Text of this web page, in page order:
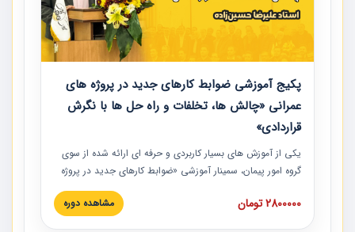
پکیج آموزشی ضوابط کارهای جدید در پروژه های
عمرانی «چالش ها، تخلفات و راه حل ها با نگرش
قراردادی»
یکی از آموزش‏‏‏‏‏‏ های بسیار کاربردی و حرفه‏ ای ارائه شده از سوی
گروه امور پیمان، سمینار آموزشی «ضوابط کارهای جدید در پروژه
های عمرانی» چالش ها، تخلفات و راه حل ها با نگرش قراردادی
است که در محل سندیکای شرکت های ساختمانی کشور ارائه شد.
2800000 تومان مشاهده دوره